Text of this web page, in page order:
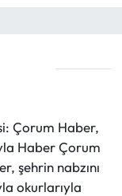
Çorum Haber,
Haber Çorum
şehrin nabzını
okurlarıyla